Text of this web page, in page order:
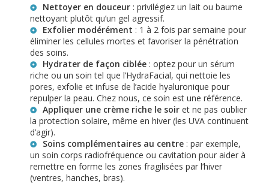
Nettoyer en douceur : privilégiez un lait ou baume
nettoyant plutôt qu’un gel agressif.
Exfolier modérément : 1 à 2 fois par semaine pour
éliminer les cellules mortes et favoriser la pénétration
des soins.
Hydrater de façon ciblée : optez pour un sérum
riche ou un soin tel que l’HydraFacial, qui nettoie les
pores, exfolie et infuse de l’acide hyaluronique pour
repulper la peau. Chez nous, ce soin est une référence.
Appliquer une crème riche le soir et ne pas oublier
la protection solaire, même en hiver (les UVA continuent
d’agir).
Soins complémentaires au centre : par exemple,
un soin corps radiofréquence ou cavitation pour aider à
remettre en forme les zones fragilisées par l’hiver
(ventres, hanches, bras).